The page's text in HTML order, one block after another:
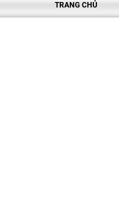
TRANG CHỦ